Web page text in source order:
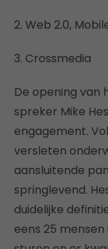
2. Web 2.0,
3. Crossmedia
De opening van
spreker Mike
engagement.
versleten
aansluitende
springlevend.
duidelijke
eens 25